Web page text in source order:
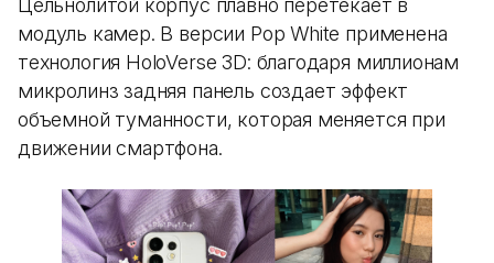
Цельнолитой корпус плавно перетекает в
модуль камер. В версии Pop White применена
технология HoloVerse 3D: благодаря миллионам
микролинз задняя панель создает эффект
объемной туманности, которая меняется при
движении смартфона.